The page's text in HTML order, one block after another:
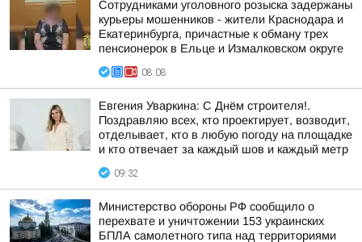
Сотрудниками уголовного розыска задержаны
курьеры мошенников - жители Краснодара и
Екатеринбурга, причастные к обману трех
пенсионерок в Ельце и Измалковском округе
08:08
Евгения Уваркина: С Днём строителя!.
Поздравляю всех, кто проектирует, возводит,
отделывает, кто в любую погоду на площадке
и кто отвечает за каждый шов и каждый метр
09:32
Министерство обороны РФ сообщило о
перехвате и уничтожении 153 украинских
БПЛА самолетного типа над территориями